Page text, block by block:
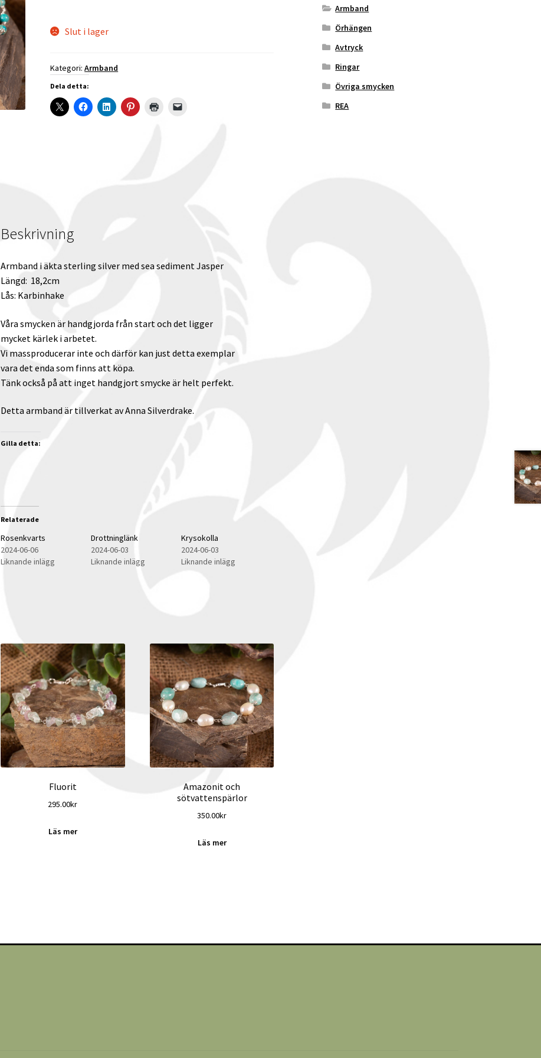
Slut i lager
Kategori:Armband
Dela detta:
Beskrivning
Armband i äkta sterling silver med sea sediment Jasper
Längd: 18,2cm
Lås: Karbinhake
Våra smycken är handgjorda från start och det ligger
mycket kärlek i arbetet.
Vi massproducerar inte och därför kan just detta exemplar
vara det enda som finns att köpa.
Tänk också på att inget handgjort smycke är helt perfekt.
Detta armband är tillverkat av Anna Silverdrake.
Gilla detta:
Relaterade
Rosenkvarts
2024-06-06
Liknande inlägg
Drottninglänk
2024-06-03
Liknande inlägg
Krysokolla
2024-06-03
Liknande inlägg
Fluorit
295.00kr
Läs mer
Amazonit och
sötvattenspärlor
350.00kr
Läs mer
Armband
Örhängen
Avtryck
Ringar
Övriga smycken
REA